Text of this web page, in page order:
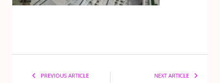
PREVIOUS ARTICLE NEXT ARTICLE